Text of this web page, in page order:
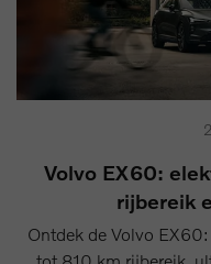
Volvo EX60:
rijbereik
Ontdek de Volvo